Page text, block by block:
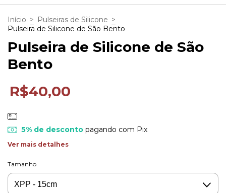
Início > Pulseiras de Silicone >
Pulseira de Silicone de São Bento
Pulseira de Silicone de São
Bento
R$40,00
5% de descontopagando com Pix
Ver mais detalhes
Tamanho